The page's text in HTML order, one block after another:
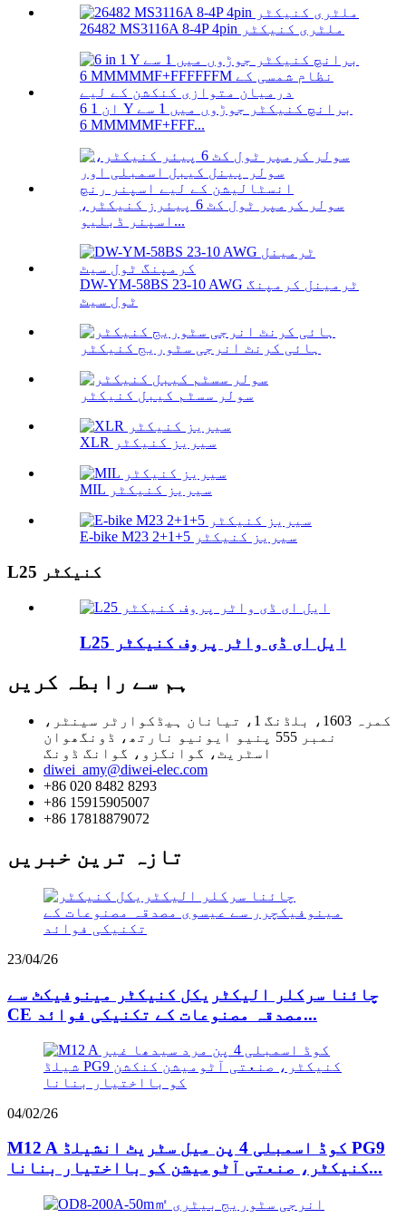
26482 MS3116A 8-4P 4pin ملٹری کنیکٹر
6 ان 1 Y برانچ کنیکٹر جوڑوں میں 1 سے
6 MMMMMF+FFF...
سولر کرمپر ٹول کٹ 6 پیئرز کنیکٹر،
اسپنر ڈبلیو...
DW-YM-58BS 23-10 AWG ٹرمینل کرمپنگ
ٹول سیٹ
ہائی کرنٹ انرجی سٹوریج کنیکٹر
سولر سسٹم کیبل کنیکٹر
XLR سیریز کنیکٹر
MIL سیریز کنیکٹر
E-bike M23 2+1+5 سیریز کنیکٹر
L25 کنیکٹر
L25 ایل ای ڈی واٹر پروف کنیکٹر
ہم سے رابطہ کریں
کمرہ 1603، بلڈنگ 1، تیانان ہیڈکوارٹر سینٹر،
نمبر 555 پنیو ایونیو نارتھ، ڈونگھوان
اسٹریٹ، گوانگزو، گوانگ ڈونگ
diwei_amy@diwei-elec.com
+86 020 8482 8293
+86 15915905007
+86 17818879072
تازہ ترین خبریں
23/04/26
چائنا سرکلر الیکٹریکل کنیکٹر مینوفیکٹ سے
CE مصدقہ مصنوعات کے تکنیکی فوائد...
04/02/26
M12 A کوڈ اسمبلی 4 پن میل سٹریٹ انشیلڈ PG9
کنیکٹر، صنعتی آٹومیشن کو بااختیار بنانا...